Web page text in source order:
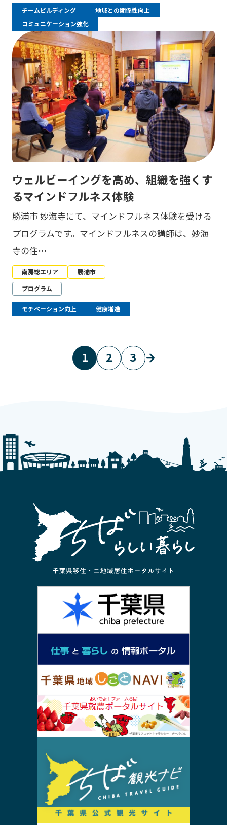
チームビルディング
地域との関係性向上
コミュニケーション強化
ウェルビーイングを高め、組織を強くす
るマインドフルネス体験
勝浦市 妙海寺にて、マインドフルネス体験を受ける
プログラムです。マインドフルネスの講師は、妙海
寺の住…
南房総エリア
勝浦市
プログラム
モチベーション向上 健康増進
1 2 3